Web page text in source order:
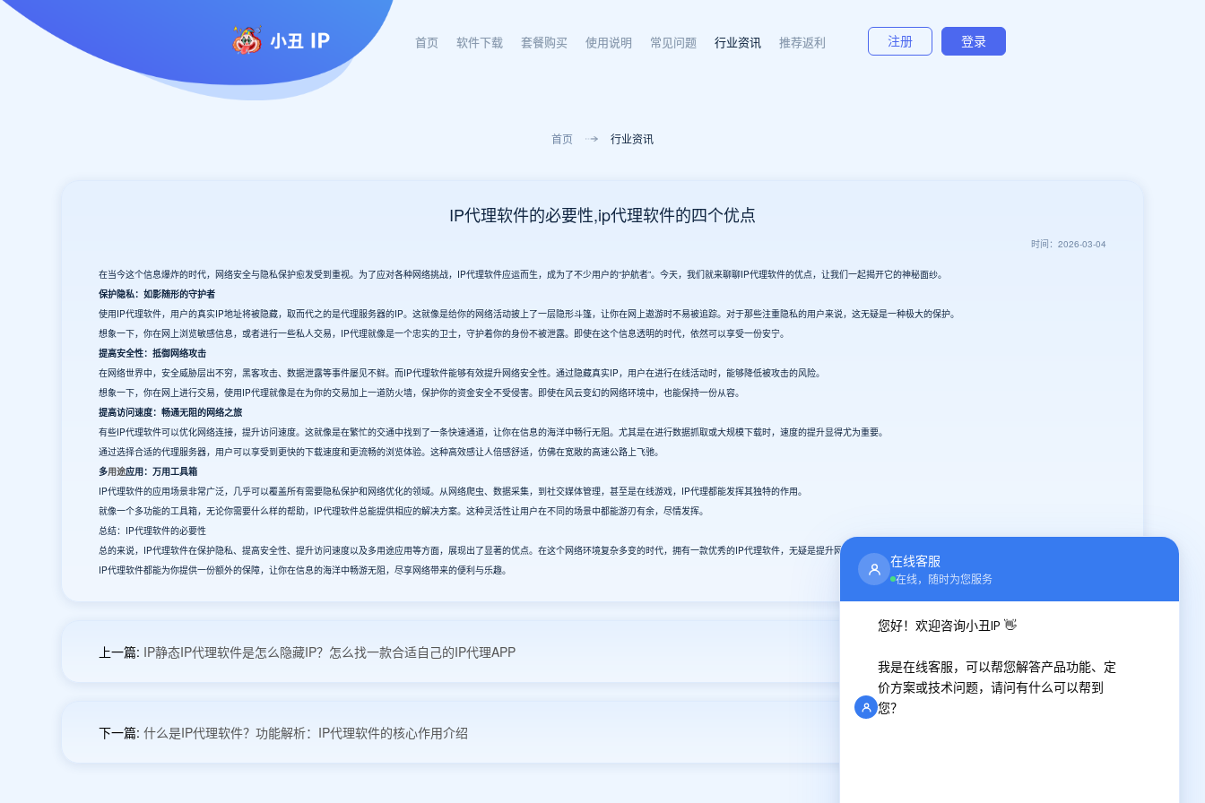
首页 软件下载 套餐购买 使用说明 常见问题 行业资讯 推荐返利 注册 登录
首页 行业资讯
IP代理软件的必要性,ip代理软件的四个优点
时间：2026-03-04
在当今这个信息爆炸的时代，网络安全与隐私保护愈发受到重视。为了应对各种网络挑战，IP代理软件应运而生，成为了不少用户的“护航者”。今天，我们就来聊聊IP代理软件的优点，让我们一起揭开它的神秘面纱。
保护隐私：如影随形的守护者
使用IP代理软件，用户的真实IP地址将被隐藏，取而代之的是代理服务器的IP。这就像是给你的网络活动披上了一层隐形斗篷，让你在网上遨游时不易被追踪。对于那些注重隐私的用户来说，这无疑是一种极大的保护。
想象一下，你在网上浏览敏感信息，或者进行一些私人交易，IP代理就像是一个忠实的卫士，守护着你的身份不被泄露。即使在这个信息透明的时代，依然可以享受一份安宁。
提高安全性：抵御网络攻击
在网络世界中，安全威胁层出不穷，黑客攻击、数据泄露等事件屡见不鲜。而IP代理软件能够有效提升网络安全性。通过隐藏真实IP，用户在进行在线活动时，能够降低被攻击的风险。
想象一下，你在网上进行交易，使用IP代理就像是在为你的交易加上一道防火墙，保护你的资金安全不受侵害。即使在风云变幻的网络环境中，也能保持一份从容。
提高访问速度：畅通无阻的网络之旅
有些IP代理软件可以优化网络连接，提升访问速度。这就像是在繁忙的交通中找到了一条快速通道，让你在信息的海洋中畅行无阻。尤其是在进行数据抓取或大规模下载时，速度的提升显得尤为重要。
通过选择合适的代理服务器，用户可以享受到更快的下载速度和更流畅的浏览体验。这种高效感让人倍感舒适，仿佛在宽敞的高速公路上飞驰。
多用途应用：万用工具箱
IP代理软件的应用场景非常广泛，几乎可以覆盖所有需要隐私保护和网络优化的领域。从网络爬虫、数据采集，到社交媒体管理，甚至是在线游戏，IP代理都能发挥其独特的作用。
就像一个多功能的工具箱，无论你需要什么样的帮助，IP代理软件总能提供相应的解决方案。这种灵活性让用户在不同的场景中都能游刃有余，尽情发挥。
总结：IP代理软件的必要性
总的来说，IP代理软件在保护隐私、提高安全性、提升访问速度以及多用途应用等方面，展现出了显著的优点。在这个网络环境复杂多变的时代，拥有一款优秀的IP代理软件，无疑是提升网络安全和使用体验的明智选择。无论你是普通用户还是专业人士，
IP代理软件都能为你提供一份额外的保障，让你在信息的海洋中畅游无阻，尽享网络带来的便利与乐趣。
上一篇: IP静态IP代理软件是怎么隐藏IP？怎么找一款合适自己的IP代理APP
下一篇: 什么是IP代理软件？功能解析：IP代理软件的核心作用介绍
在线客服
在线，随时为您服务
您好！欢迎咨询小丑IP 👋
我是在线客服，可以帮您解答产品功能、定
价方案或技术问题，请问有什么可以帮到
您？